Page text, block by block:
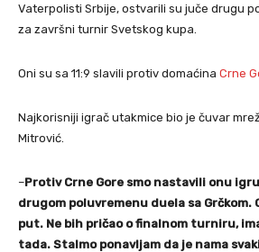
Vaterpolisti Srbije, ostvarili su juče drugu
za završni turnir Svetskog kupa.
Oni su sa 11:9 slavili protiv domaćina Crne
Najkorisniji igrač utakmice bio je čuvar
Mitrović.
–Protiv Crne Gore smo nastavili onu
drugom poluvremenu duela sa Grčkom.
put. Ne bih pričao o finalnom turniru,
tada. Stalmo ponavljam da je nama